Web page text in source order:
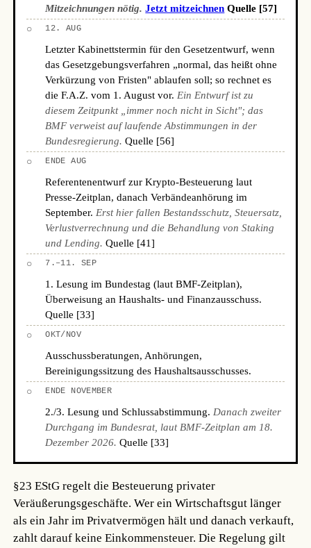
Mitzeichnungen nötig. Jetzt mitzeichnen Quelle [57]
○ 12. AUG
Letzter Kabinettstermin für den Gesetzentwurf, wenn
das Gesetzgebungsverfahren „normal, das heißt ohne
Verkürzung von Fristen" ablaufen soll; so rechnet es
die F.A.Z. vom 1. August vor. Ein Entwurf ist zu
diesem Zeitpunkt „immer noch nicht in Sicht"; das
BMF verweist auf laufende Abstimmungen in der
Bundesregierung. Quelle [56]
○ ENDE AUG
Referentenentwurf zur Krypto-Besteuerung laut
Presse-Zeitplan, danach Verbändeanhörung im
September. Erst hier fallen Bestandsschutz, Steuersatz,
Verlustverrechnung und die Behandlung von Staking
und Lending. Quelle [41]
○ 7.–11. SEP
1. Lesung im Bundestag (laut BMF-Zeitplan),
Überweisung an Haushalts- und Finanzausschuss.
Quelle [33]
○ OKT/NOV
Ausschussberatungen, Anhörungen,
Bereinigungssitzung des Haushaltsausschusses.
○ ENDE NOVEMBER
2./3. Lesung und Schlussabstimmung. Danach zweiter
Durchgang im Bundesrat, laut BMF-Zeitplan am 18.
Dezember 2026. Quelle [33]
§23 EStG regelt die Besteuerung privater
Veräußerungsgeschäfte. Wer ein Wirtschaftsgut länger
als ein Jahr im Privatvermögen hält und danach verkauft,
zahlt darauf keine Einkommensteuer. Die Regelung gilt